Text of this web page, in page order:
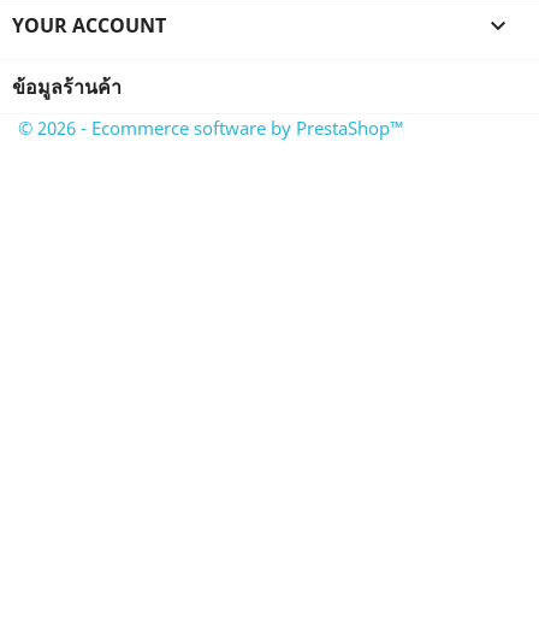
YOUR ACCOUNT 
ข้อมูลร้านค้า
© 2026 - Ecommerce software by PrestaShop™